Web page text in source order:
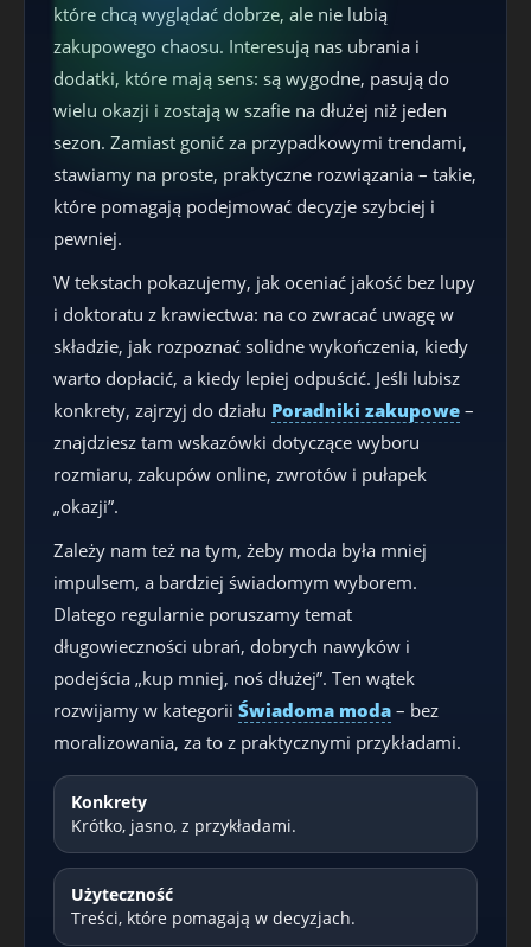
które chcą wyglądać dobrze, ale nie lubią
zakupowego chaosu. Interesują nas ubrania i
dodatki, które mają sens: są wygodne, pasują do
wielu okazji i zostają w szafie na dłużej niż jeden
sezon. Zamiast gonić za przypadkowymi trendami,
stawiamy na proste, praktyczne rozwiązania – takie,
które pomagają podejmować decyzje szybciej i
pewniej.
W tekstach pokazujemy, jak oceniać jakość bez lupy
i doktoratu z krawiectwa: na co zwracać uwagę w
składzie, jak rozpoznać solidne wykończenia, kiedy
warto dopłacić, a kiedy lepiej odpuścić. Jeśli lubisz
konkrety, zajrzyj do działu Poradniki zakupowe –
znajdziesz tam wskazówki dotyczące wyboru
rozmiaru, zakupów online, zwrotów i pułapek
„okazji”.
Zależy nam też na tym, żeby moda była mniej
impulsem, a bardziej świadomym wyborem.
Dlatego regularnie poruszamy temat
długowieczności ubrań, dobrych nawyków i
podejścia „kup mniej, noś dłużej”. Ten wątek
rozwijamy w kategorii Świadoma moda – bez
moralizowania, za to z praktycznymi przykładami.
Konkrety
Krótko, jasno, z przykładami.
Użyteczność
Treści, które pomagają w decyzjach.